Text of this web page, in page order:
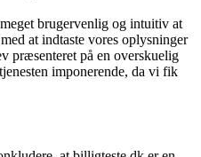
brugervenlig og intuitiv at
at indtaste vores oplysninger
præsenteret på en overskuelig
imponerende, da vi fik